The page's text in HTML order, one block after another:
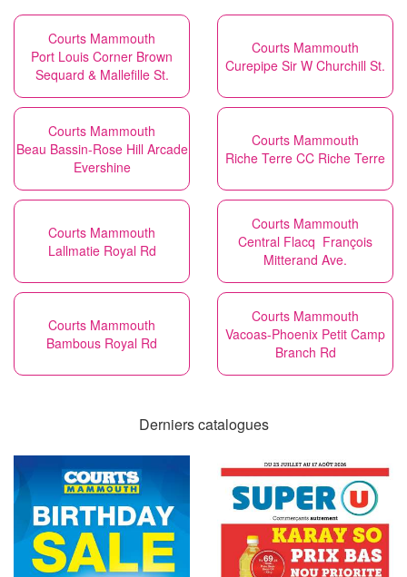
Courts Mammouth
Port Louis Corner Brown
Sequard & Mallefille St.
Courts Mammouth
Curepipe Sir W Churchill St.
Courts Mammouth
Beau Bassin-Rose Hill Arcade
Evershine
Courts Mammouth
Riche Terre CC Riche Terre
Courts Mammouth
Lallmatie Royal Rd
Courts Mammouth
Central Flacq François
Mitterand Ave.
Courts Mammouth
Bambous Royal Rd
Courts Mammouth
Vacoas-Phoenix Petit Camp
Branch Rd
Derniers catalogues